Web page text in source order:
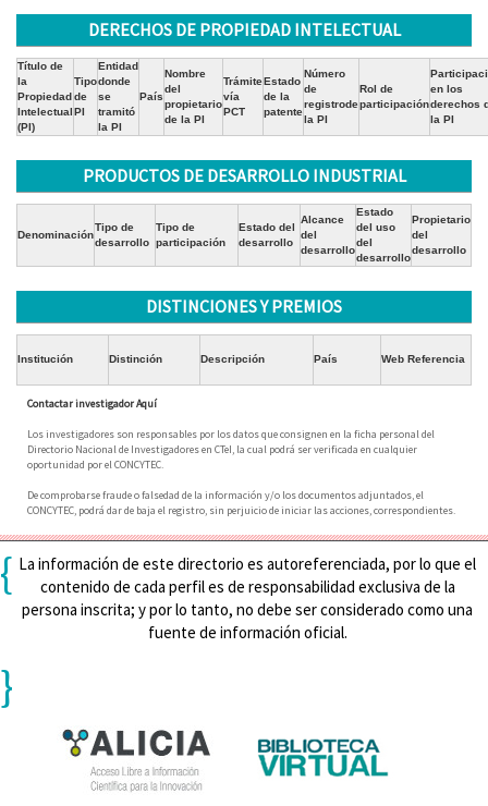
DERECHOS DE PROPIEDAD INTELECTUAL
Título de
la
Propiedad
Intelectual
(PI)
Tipo
de
PI
Entidad
donde
se
tramitó
la PI
País
Nombre
del
propietario
de la PI
Trámite
vía
PCT
Estado
de la
patente
Número
de
registrode
la PI
Rol de
participación
en los
derechos
la PI
PRODUCTOS DE DESARROLLO INDUSTRIAL
Denominación
Tipo de
desarrollo
Tipo de
participación
Estado del
desarrollo
Alcance
del
desarrollo
Estado
del uso
del
desarrollo
Propietario
del
desarrollo
DISTINCIONES Y PREMIOS
Institución Distinción Descripción País Web Referencia
Contactar investigador Aquí
Los investigadores son responsables por los datos que consignen en la ficha personal del
Directorio Nacional de Investigadores en CTeI, la cual podrá ser verificada en cualquier
oportunidad por el CONCYTEC.
De comprobarse fraude o falsedad de la información y/o los documentos adjuntados, el
CONCYTEC, podrá dar de baja el registro, sin perjuicio de iniciar las acciones, correspondientes.
{ La información de este directorio es autoreferenciada, por lo que el
contenido de cada perfil es de responsabilidad exclusiva de la
persona inscrita; y por lo tanto, no debe ser considerado como una
fuente de información oficial.
}